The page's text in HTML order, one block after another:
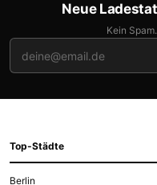
Neue
Kein
Top-Städte
Berlin